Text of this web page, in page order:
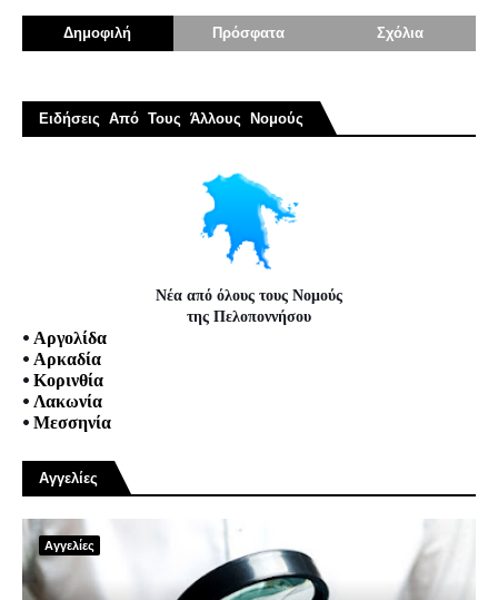
Δημοφιλή Πρόσφατα Σχόλια
Ειδήσεις Από Τους Άλλους Νομούς
Νέα από όλους τους Νομούς
της Πελοποννήσου
• Αργολίδα
• Αρκαδία
• Κορινθία
• Λακωνία
• Μεσσηνία
Αγγελίες
Αγγελίες